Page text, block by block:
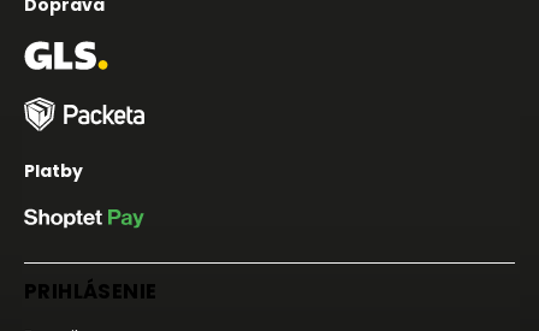
Doprava
Platby
PRIHLÁSENIE